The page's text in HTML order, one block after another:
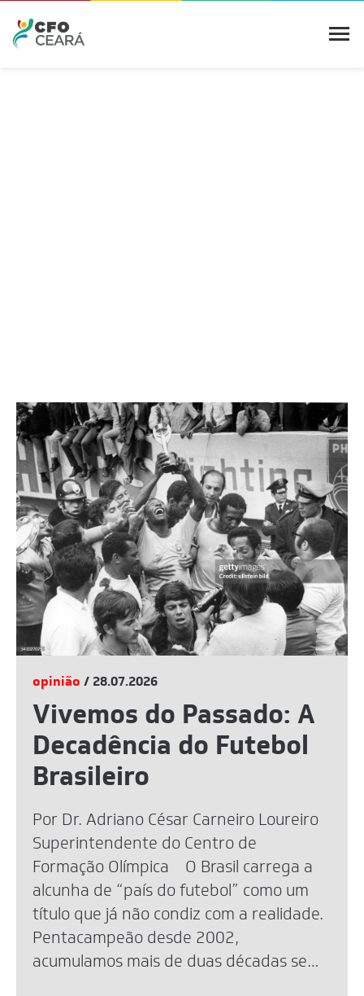
opinião / 28.07.2026
Vivemos do Passado: A
Decadência do Futebol
Brasileiro
Por Dr. Adriano César Carneiro Loureiro
Superintendente do Centro de
Formação Olímpica O Brasil carrega a
alcunha de “país do futebol” como um
título que já não condiz com a realidade.
Pentacampeão desde 2002,
acumulamos mais de duas décadas sem